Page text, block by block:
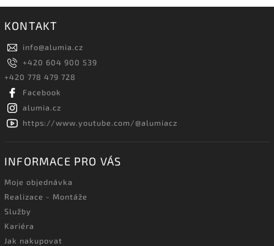
KONTAKT
info@alumia.cz
+420 604 900 539
+420 778 479 728
Facebook
alumia.cz
https://www.youtube.com/@alumiacz
INFORMACE PRO VÁS
Moje objednávka
Realizace - Montáže
Služby
Kariéra
Jak nakupovat